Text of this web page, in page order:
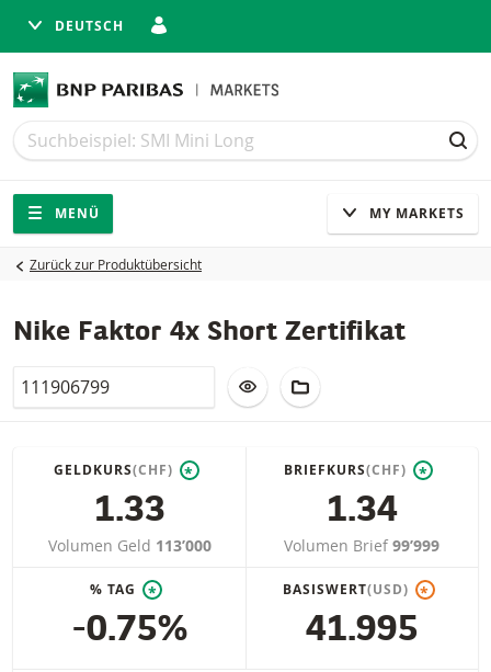
DEUTSCH
Suche
Suche
Navigation
Seitennavigation
MENÜ MY MARKETS
Zurück zur Produktübersicht
Nike Faktor 4x Short Zertifikat
Valor ZUR WATCHLIST HINZUFÜGEN
GELDKURS(CHF) *
1.33
Volumen Geld 113’000
BRIEFKURS(CHF) *
1.34
Volumen Brief 99’999
% TAG *
-0.75%
BASISWERT(USD) *
41.995